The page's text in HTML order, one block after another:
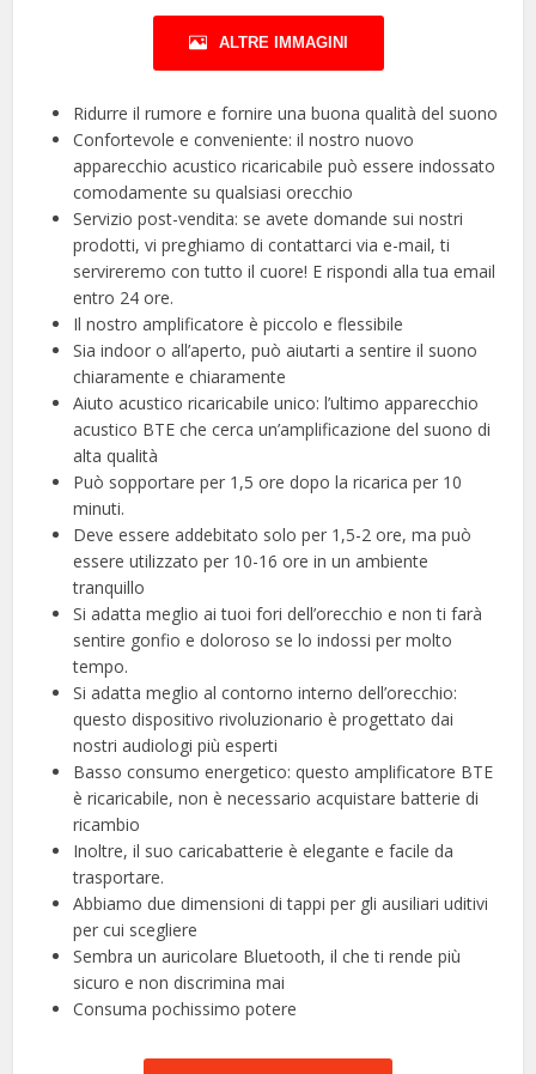
ALTRE IMMAGINI
Ridurre il rumore e fornire una buona qualità del suono
Confortevole e conveniente: il nostro nuovo
apparecchio acustico ricaricabile può essere indossato
comodamente su qualsiasi orecchio
Servizio post-vendita: se avete domande sui nostri
prodotti, vi preghiamo di contattarci via e-mail, ti
servireremo con tutto il cuore! E rispondi alla tua email
entro 24 ore.
Il nostro amplificatore è piccolo e flessibile
Sia indoor o all’aperto, può aiutarti a sentire il suono
chiaramente e chiaramente
Aiuto acustico ricaricabile unico: l’ultimo apparecchio
acustico BTE che cerca un’amplificazione del suono di
alta qualità
Può sopportare per 1,5 ore dopo la ricarica per 10
minuti.
Deve essere addebitato solo per 1,5-2 ore, ma può
essere utilizzato per 10-16 ore in un ambiente
tranquillo
Si adatta meglio ai tuoi fori dell’orecchio e non ti farà
sentire gonfio e doloroso se lo indossi per molto
tempo.
Si adatta meglio al contorno interno dell’orecchio:
questo dispositivo rivoluzionario è progettato dai
nostri audiologi più esperti
Basso consumo energetico: questo amplificatore BTE
è ricaricabile, non è necessario acquistare batterie di
ricambio
Inoltre, il suo caricabatterie è elegante e facile da
trasportare.
Abbiamo due dimensioni di tappi per gli ausiliari uditivi
per cui scegliere
Sembra un auricolare Bluetooth, il che ti rende più
sicuro e non discrimina mai
Consuma pochissimo potere